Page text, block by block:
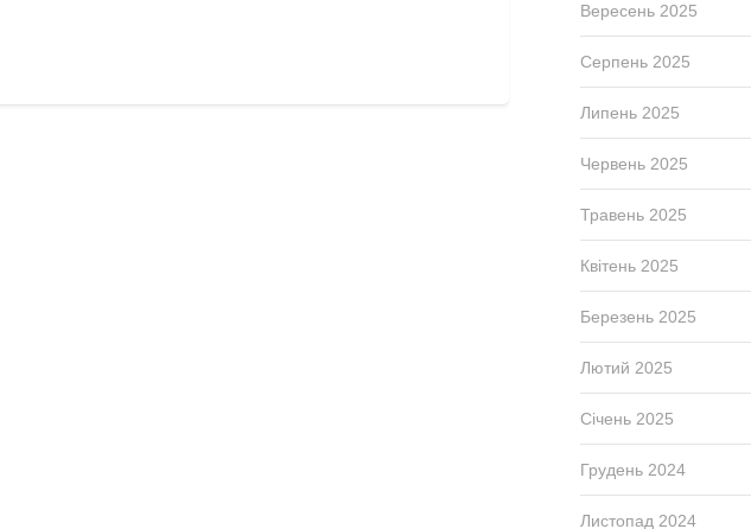
Вересень 2025
Серпень 2025
Липень 2025
Червень 2025
Травень 2025
Квітень 2025
Березень 2025
Лютий 2025
Січень 2025
Грудень 2024
Листопад 2024